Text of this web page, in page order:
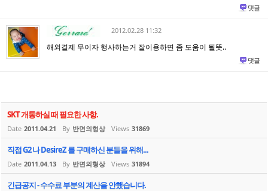
댓글
2012.02.28 11:32
해외결제 무이자 행사하는거 잘이용하면 좀 도움이 될뜻..
댓글
SKT 개통하실 때 필요한 사항.
Date 2011.04.21 By 반면의형상 Views 31869
직접 G2 나 DesireZ 를 구매하신 분들을 위해...
Date 2011.04.13 By 반면의형상 Views 31894
긴급공지 - 수수료 부분의 계산을 안했습니다.